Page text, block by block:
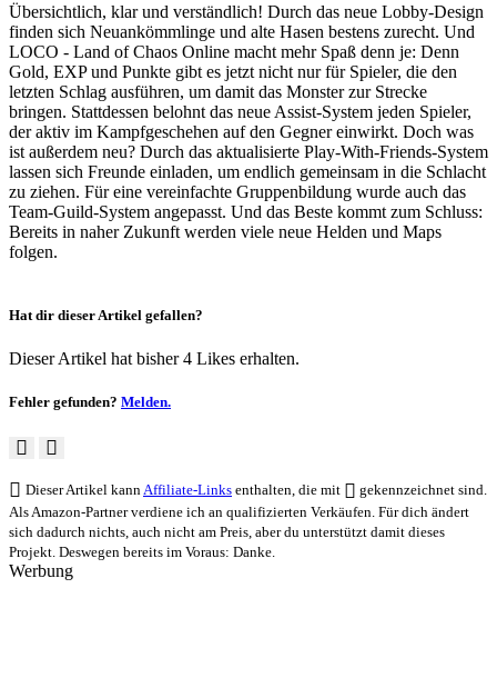
Übersichtlich, klar und verständlich! Durch das neue Lobby-Design
finden sich Neuankömmlinge und alte Hasen bestens zurecht. Und
LOCO - Land of Chaos Online macht mehr Spaß denn je: Denn
Gold, EXP und Punkte gibt es jetzt nicht nur für Spieler, die den
letzten Schlag ausführen, um damit das Monster zur Strecke
bringen. Stattdessen belohnt das neue Assist-System jeden Spieler,
der aktiv im Kampfgeschehen auf den Gegner einwirkt. Doch was
ist außerdem neu? Durch das aktualisierte Play-With-Friends-System
lassen sich Freunde einladen, um endlich gemeinsam in die Schlacht
zu ziehen. Für eine vereinfachte Gruppenbildung wurde auch das
Team-Guild-System angepasst. Und das Beste kommt zum Schluss:
Bereits in naher Zukunft werden viele neue Helden und Maps
folgen.
Hat dir dieser Artikel gefallen?
Dieser Artikel hat bisher 4 Likes erhalten.
Fehler gefunden? Melden.
Dieser Artikel kannAffiliate-Links enthalten, die mit
gekennzeichnet sind.
Als Amazon-Partner verdiene ich an qualifizierten Verkäufen. Für dich ändert
sich dadurch nichts, auch nicht am Preis, aber du unterstützt damit dieses
Projekt. Deswegen bereits im Voraus: Danke.
Werbung